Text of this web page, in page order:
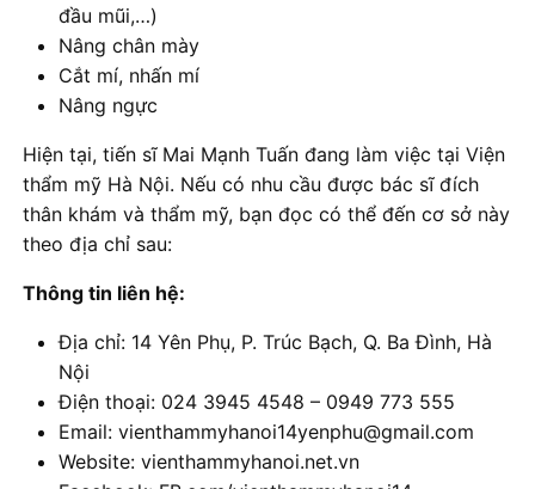
đầu mũi,…)
Nâng chân mày
Cắt mí, nhấn mí
Nâng ngực
Hiện tại, tiến sĩ Mai Mạnh Tuấn đang làm việc tại Viện
thẩm mỹ Hà Nội. Nếu có nhu cầu được bác sĩ đích
thân khám và thẩm mỹ, bạn đọc có thể đến cơ sở này
theo địa chỉ sau:
Thông tin liên hệ:
Địa chỉ: 14 Yên Phụ, P. Trúc Bạch, Q. Ba Đình, Hà
Nội
Điện thoại: 024 3945 4548 – 0949 773 555
Email: vienthammyhanoi14yenphu@gmail.com
Website: vienthammyhanoi.net.vn